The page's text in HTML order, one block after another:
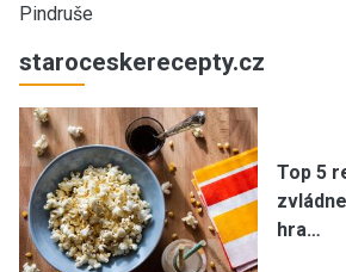
Pindruše
staroceskerecepty.cz
Top 5
hra…